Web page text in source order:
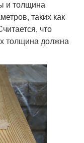
и толщина
таких как
что
толщина должна